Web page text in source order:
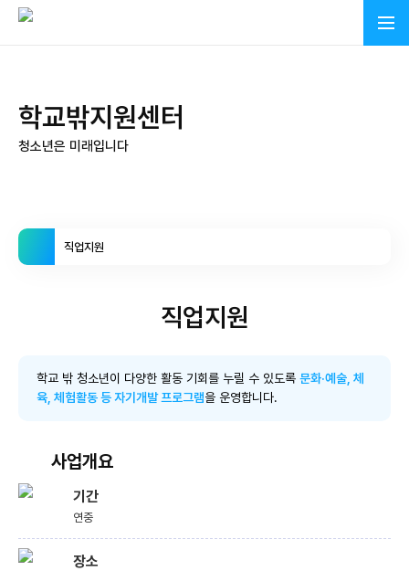
학교밖지원센터
청소년은 미래입니다
직업지원
직업지원
학교 밖 청소년이 다양한 활동 기회를 누릴 수 있도록 문화·예술, 체
육, 체험활동 등 자기개발 프로그램을 운영합니다.
사업개요
기간
연중
장소